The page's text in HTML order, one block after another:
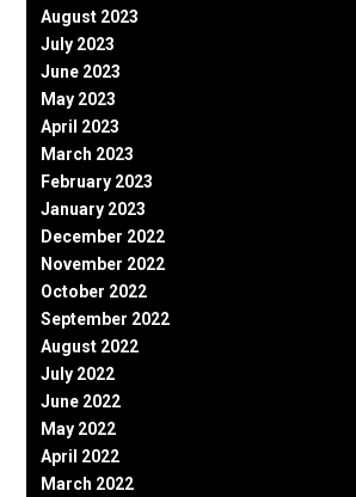
August 2023
July 2023
June 2023
May 2023
April 2023
March 2023
February 2023
January 2023
December 2022
November 2022
October 2022
September 2022
August 2022
July 2022
June 2022
May 2022
April 2022
March 2022